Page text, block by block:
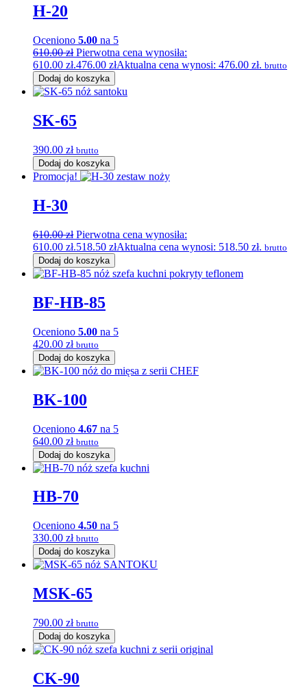
H-20
Oceniono 5.00 na 5
610.00zł Pierwotna cena wynosiła:
610.00 zł.476.00 złAktualna cena wynosi: 476.00 zł. brutto
Dodaj do koszyka
SK-65
390.00 zł brutto
Dodaj do koszyka
Promocja!
H-30
610.00zł Pierwotna cena wynosiła:
610.00 zł.518.50 złAktualna cena wynosi: 518.50 zł. brutto
Dodaj do koszyka
BF-HB-85
Oceniono 5.00 na 5
420.00 zł brutto
Dodaj do koszyka
BK-100
Oceniono 4.67 na 5
640.00 zł brutto
Dodaj do koszyka
HB-70
Oceniono 4.50 na 5
330.00 zł brutto
Dodaj do koszyka
MSK-65
790.00 zł brutto
Dodaj do koszyka
CK-90